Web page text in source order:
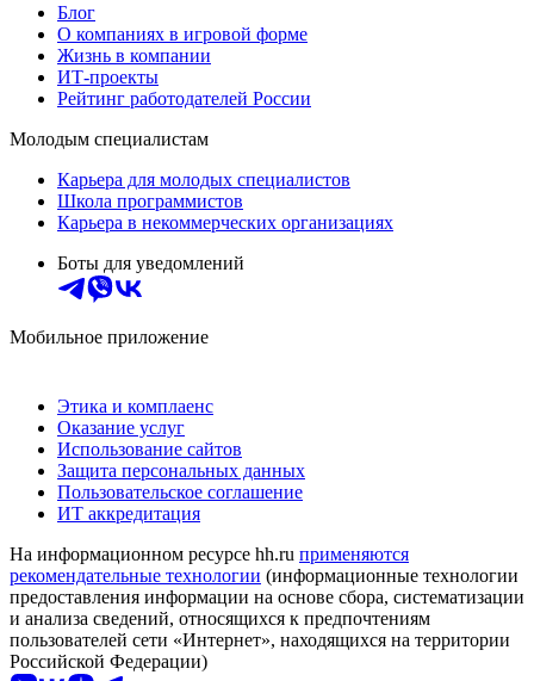
Блог
О компаниях в игровой форме
Жизнь в компании
ИТ-проекты
Рейтинг работодателей России
Молодым специалистам
Карьера для молодых специалистов
Школа программистов
Карьера в некоммерческих организациях
Боты для уведомлений
Мобильное приложение
Этика и комплаенс
Оказание услуг
Использование сайтов
Защита персональных данных
Пользовательское соглашение
ИТ аккредитация
На информационном ресурсе hh.ru применяются
рекомендательные технологии (информационные технологии
предоставления информации на основе сбора, систематизации
и анализа сведений, относящихся к предпочтениям
пользователей сети «Интернет», находящихся на территории
Российской Федерации)